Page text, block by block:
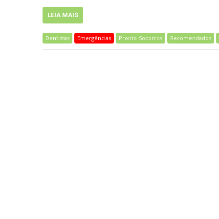
LEIA MAIS
Dentistas Emergências Pronto-Socorros Recomendados